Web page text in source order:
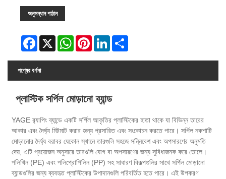
অনুসন্ধান পাঠান
Facebook
X WhatsAppPinterestLinkedIn
পণ্যের বর্ণনা
প্লাস্টিক সর্পিল মোড়ানো ব্যান্ড
YAGE র‌্যাপিং ব্যান্ডে একটি সর্পিল আকৃতির প্লাস্টিকের হাতা থাকে যা বিভিন্ন তারের
আকার এবং দৈর্ঘ্য মিটমাট করার জন্য প্রসারিত এবং সংকোচন করতে পারে। সর্পিল নকশাটি
মোড়ানোর দৈর্ঘ্য বরাবর যেকোন স্থানে তারগুলি সহজে সন্নিবেশ এবং অপসারণের অনুমতি
দেয়, এটি প্রয়োজন অনুসারে তারগুলি যোগ বা অপসারণের জন্য সুবিধাজনক করে তোলে।
পলিথিন (PE) এবং পলিপ্রোপিলিন (PP) সহ সাধারণ বিকল্পগুলির সাথে সর্পিল মোড়ানো
ব্যান্ডগুলির জন্য ব্যবহৃত প্লাস্টিকের উপাদানগুলি পরিবর্তিত হতে পারে। এই উপকরণ